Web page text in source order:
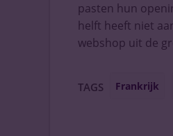
pasten hun
helft heeft niet
webshop uit de
TAGS Frankrijk